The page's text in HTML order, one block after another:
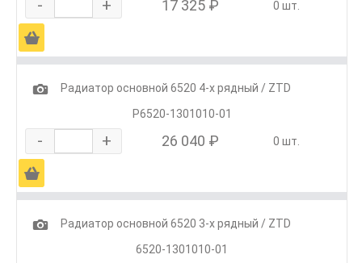
- + 17 325 ₽ 0 шт.
Ä
1
Радиатор основной 6520 4-х рядный / ZTD
Р6520-1301010-01
- + 26 040 ₽ 0 шт.
Ä
1
Радиатор основной 6520 3-х рядный / ZTD
6520-1301010-01